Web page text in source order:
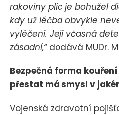
rakoviny plic je bohužel
kdy už léčba obvykle
vyléčení. Její včasná
zásadní,“ dodává MUDr.
Bezpečná forma
přestat má smysl v
Vojenská zdravotní